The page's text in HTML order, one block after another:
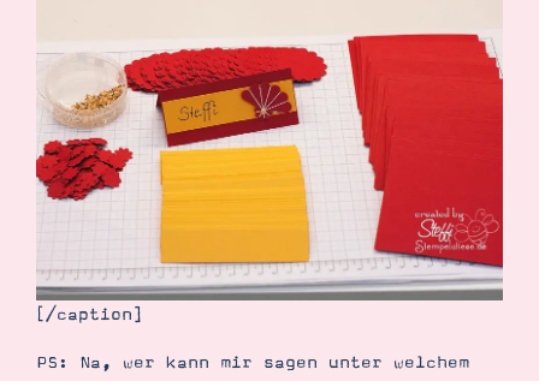
[/caption]
PS: Na, wer kann mir sagen unter welchem